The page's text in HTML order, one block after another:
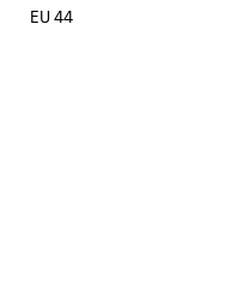
EU 44